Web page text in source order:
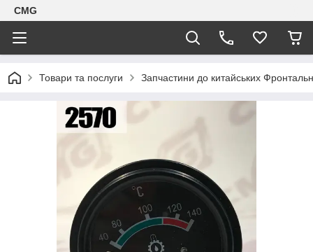
CMG
Товари та послуги Запчастини до китайських